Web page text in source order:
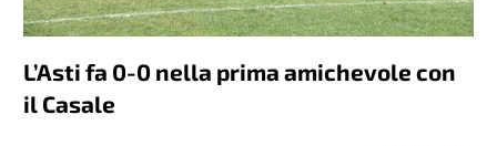
L’Asti fa 0-0 nella prima amichevole con
il Casale